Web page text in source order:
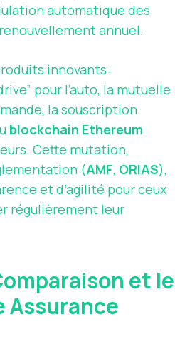
automatique des
annuel.
innovants :
pour l’auto, la mutuelle
la souscription
blockchain Ethereum
Cette mutation,
(AMF, ORIAS),
et d’agilité pour ceux
régulièrement leur
et le
Assurance